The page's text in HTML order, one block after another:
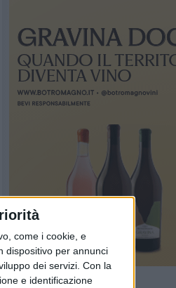
come i cookie, e
dispositivo per annunci
dei servizi. Con la
e identificazione
PIÙ LETTI QUESTA SETTIMANA